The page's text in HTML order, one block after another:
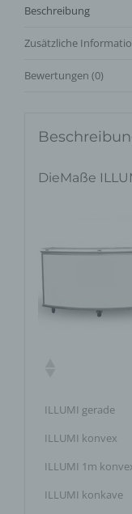
Beschreibung
Zusätzliche
Bewertungen (0)
DieMaße
ILLUMI gerade
ILLUMI konvex
ILLUMI 1m
ILLUMI konkave